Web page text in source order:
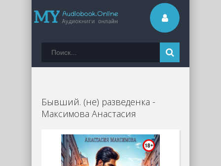
Бывший. (не) разведенка -
Максимова Анастасия